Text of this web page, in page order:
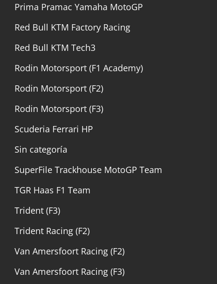
Prima Pramac Yamaha MotoGP
Red Bull KTM Factory Racing
Red Bull KTM Tech3
Rodin Motorsport (F1 Academy)
Rodin Motorsport (F2)
Rodin Motorsport (F3)
Scuderia Ferrari HP
Sin categoría
SuperFile Trackhouse MotoGP Team
TGR Haas F1 Team
Trident (F3)
Trident Racing (F2)
Van Amersfoort Racing (F2)
Van Amersfoort Racing (F3)